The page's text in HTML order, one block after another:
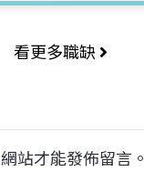
看更多職缺
網站才能發佈留言。